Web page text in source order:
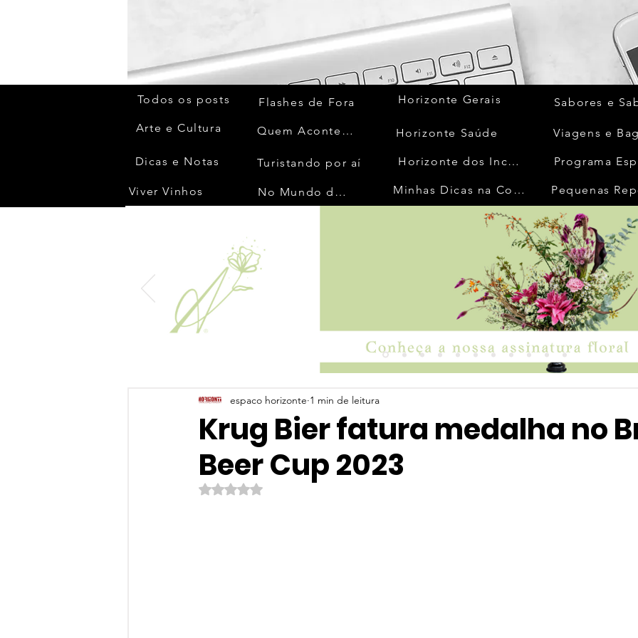
Todos os posts
Arte e Cultura
Dicas e Notas
Viver Vinhos
Flashes de Fora
Quem Acontece
Turistando por aí
No Mundo da Moda
Horizonte Gerais
Horizonte Saúde
Horizonte dos Inconfidentes
Minhas Dicas na Cozinha
Sabores e
Viagens e
Programa
Pequenas
Krug Bier fatura medalha no
Beer Cup 2023
espaco horizonte 1 min de leitura
Avaliado com NaN de 5 estrelas.